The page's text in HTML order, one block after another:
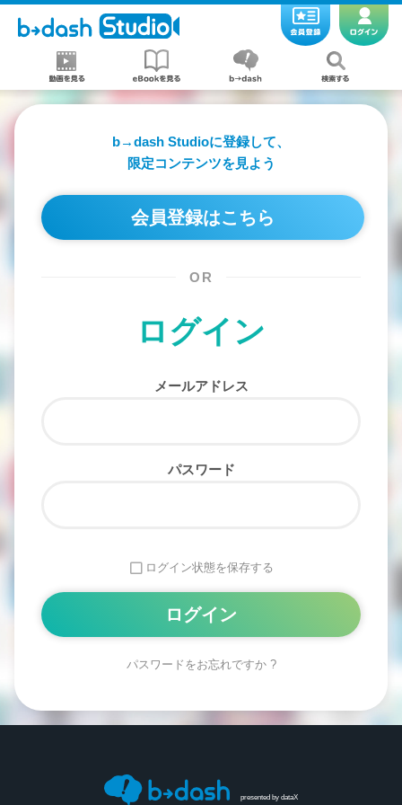
b→dash Studioに登録して、
限定コンテンツを見よう
会員登録はこちら
OR
ログイン
メールアドレス
パスワード
ログイン状態を保存する
パスワードをお忘れですか ?
presented by dataX